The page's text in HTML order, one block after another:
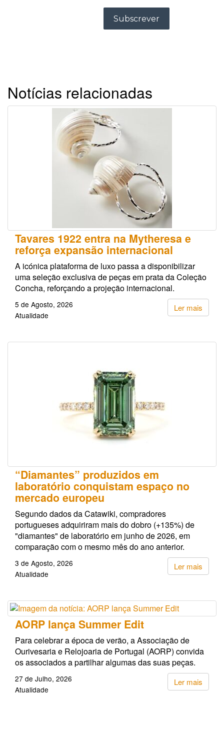
Notícias relacionadas
Tavares 1922 entra na Mytheresa e
reforça expansão internacional
A icónica plataforma de luxo passa a disponibilizar
uma seleção exclusiva de peças em prata da Coleção
Concha, reforçando a projeção internacional.
Ler mais
5 de Agosto, 2026
Atualidade
“Diamantes” produzidos em
laboratório conquistam espaço no
mercado europeu
Segundo dados da Catawiki, compradores
portugueses adquiriram mais do dobro (+135%) de
"diamantes" de laboratório em junho de 2026, em
comparação com o mesmo mês do ano anterior.
Ler mais
3 de Agosto, 2026
Atualidade
AORP lança Summer Edit
Para celebrar a época de verão, a Associação de
Ourivesaria e Relojoaria de Portugal (AORP) convida
os associados a partilhar algumas das suas peças.
Ler mais
27 de Julho, 2026
Atualidade